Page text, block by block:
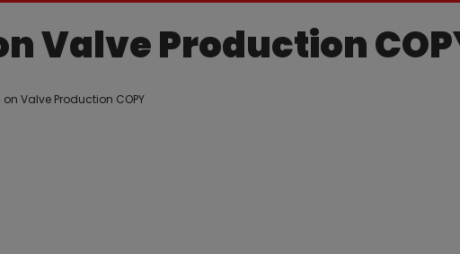
Valve Production
Valve Production COPY